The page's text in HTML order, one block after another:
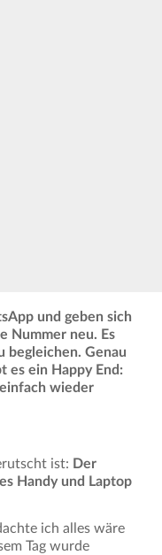
und geben sich
Nummer neu. Es
begleichen. Genau
es ein Happy End:
wieder
ist: Der
Handy und Laptop
ich alles wäre
Tag wurde